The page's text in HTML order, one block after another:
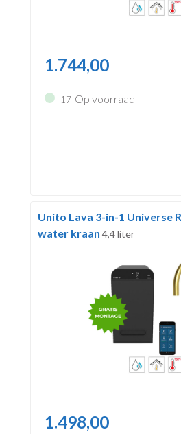
1.744,00
17 Op voorraad
Unito Lava 3-in-1 Universe
water kraan 4,4 liter
1.498,00